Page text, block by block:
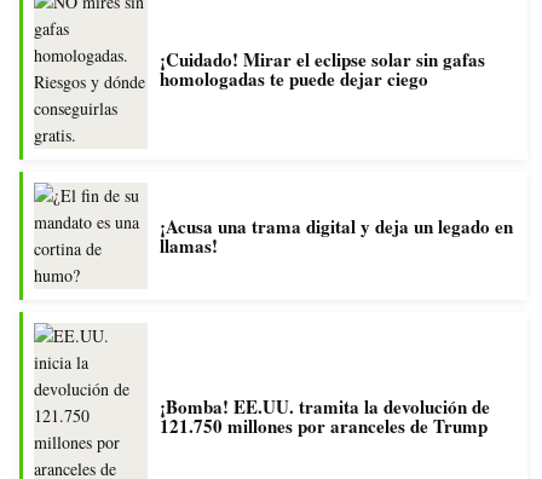
¡Cuidado! Mirar el eclipse solar sin gafas
homologadas te puede dejar ciego
¡Acusa una trama digital y deja un legado en
llamas!
¡Bomba! EE.UU. tramita la devolución de
121.750 millones por aranceles de Trump